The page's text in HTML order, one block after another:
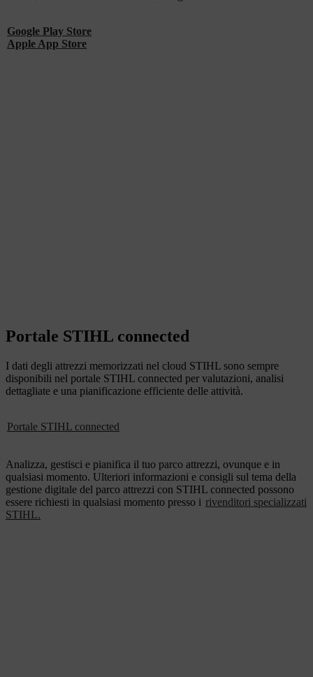
Google Play Store
Apple App Store
Portale STIHL connected
I dati degli attrezzi memorizzati nel cloud STIHL sono sempre
disponibili nel portale STIHL connected per valutazioni, analisi
dettagliate e una pianificazione efficiente delle attività.
Portale STIHL connected
Analizza, gestisci e pianifica il tuo parco attrezzi, ovunque e in
qualsiasi momento. Ulteriori informazioni e consigli sul tema della
gestione digitale del parco attrezzi con STIHL connected possono
essere richiesti in qualsiasi momento presso i rivenditori specializzati
STIHL.